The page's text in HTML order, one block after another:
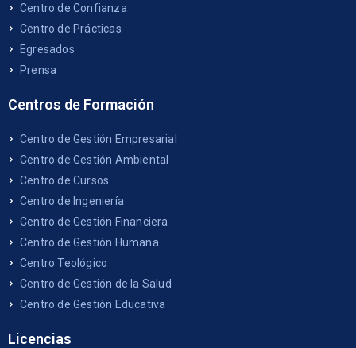
Centro de Confianza
Centro de Prácticas
Egresados
Prensa
Centros de Formación
Centro de Gestión Empresarial
Centro de Gestión Ambiental
Centro de Cursos
Centro de Ingeniería
Centro de Gestión Financiera
Centro de Gestión Humana
Centro Teológico
Centro de Gestión de la Salud
Centro de Gestión Educativa
Licencias